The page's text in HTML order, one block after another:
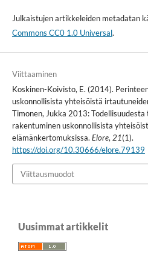
Julkaistujen artikkeleiden metadatan
Commons CC0 1.0 Universal.
Viittaaminen
Koskinen-Koivisto, E. (2014).
uskonnollisista yhteisöistä
Timonen, Jukka 2013:
rakentuminen uskonnollisista
elämänkertomuksissa. Elore, 21(1).
https://doi.org/10.30666/elore.79139
Viittausmuodot
Uusimmat artikkelit